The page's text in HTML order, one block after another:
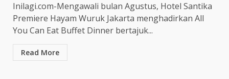
Inilagi.com-Mengawali bulan Agustus, Hotel Santika
Premiere Hayam Wuruk Jakarta menghadirkan All
You Can Eat Buffet Dinner bertajuk...
Read More